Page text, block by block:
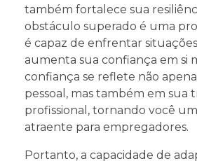
também fortalece sua
obstáculo superado é uma
é capaz de enfrentar
aumenta sua confiança em si
confiança se reflete não
pessoal, mas também em sua
profissional, tornando você
atraente para empregadores.
Portanto, a capacidade de